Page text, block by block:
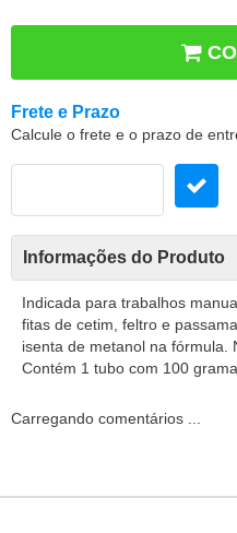
Frete e Prazo
Calcule o frete e o prazo de
Informações do Produto
Indicada para trabalhos
fitas de cetim, feltro e
isenta de metanol na fórmula.
Contém 1 tubo com 100
Carregando comentários ...